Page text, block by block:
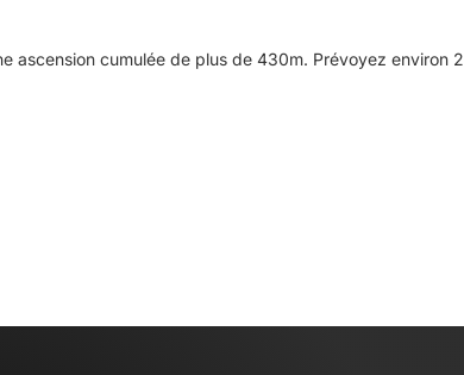
ascension cumulée de plus de 430m. Prévoyez environ 2